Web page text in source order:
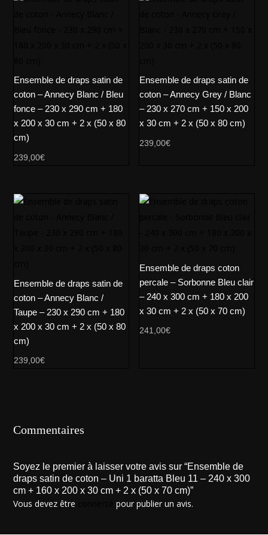
Ensemble de draps satin de
coton – Annecy Blanc / Bleu
fonce – 230 x 290 cm + 180
x 200 x 30 cm + 2 x (50 x 80
cm)
239,00€
Ensemble de draps satin de
coton – Annecy Grey / Blanc
– 230 x 270 cm + 150 x 200
x 30 cm + 2 x (50 x 80 cm)
239,00€
Ensemble de draps satin de
coton – Annecy Blanc /
Taupe – 230 x 290 cm + 180
x 200 x 30 cm + 2 x (50 x 80
cm)
239,00€
Ensemble de draps coton
percale – Sorbonne Bleu clair
– 240 x 300 cm + 180 x 200
x 30 cm + 2 x (50 x 70 cm)
241,00€
Commentaires
Soyez le premier à laisser votre avis sur “Ensemble de
draps satin de coton – Uni 1 baratta Bleu 11 – 240 x 300
cm + 160 x 200 x 30 cm + 2 x (50 x 70 cm)”
Vous devez être pour publier un avis.